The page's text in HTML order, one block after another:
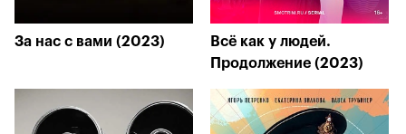
За нас с вами (2023)
Всё как у людей.
Продолжение (2023)